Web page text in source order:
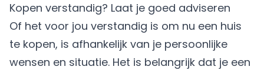
Kopen verstandig? Laat je goed adviseren
Of het voor jou verstandig is om nu een huis
te kopen, is afhankelijk van je persoonlijke
wensen en situatie. Het is belangrijk dat je een